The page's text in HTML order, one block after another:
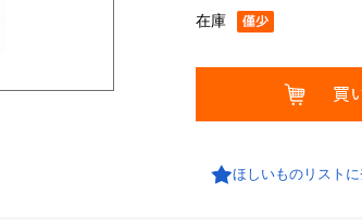
在庫
ほしいものリスト